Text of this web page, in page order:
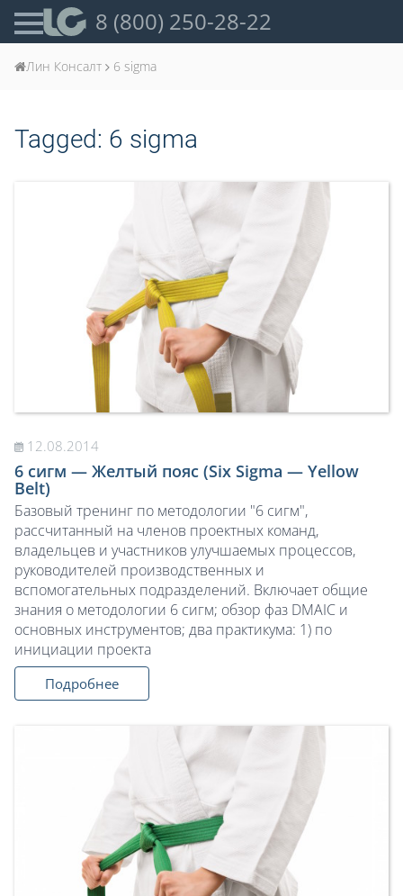
8 (800) 250-28-22
Лин Консалт 6 sigma
Tagged: 6 sigma
12.08.2014
6 сигм — Желтый пояс (Six Sigma — Yellow
Belt)
Базовый тренинг по методологии "6 сигм",
рассчитанный на членов проектных команд,
владельцев и участников улучшаемых процессов,
руководителей производственных и
вспомогательных подразделений. Включает общие
знания о методологии 6 сигм; обзор фаз DMAIC и
основных инструментов; два практикума: 1) по
инициации проекта
Подробнее